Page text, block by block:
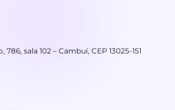
sala 102 – Cambuí, CEP 13025-151